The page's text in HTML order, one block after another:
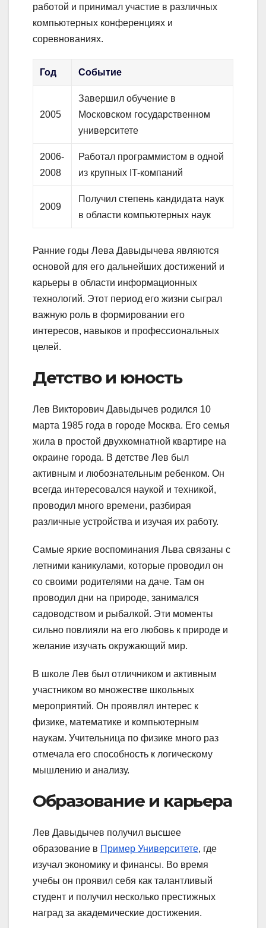
работой и принимал участие в различных
компьютерных конференциях и
соревнованиях.
Год Событие
2005
Завершил обучение в
Московском государственном
университете
2006-
2008
Работал программистом в одной
из крупных IT-компаний
2009
Получил степень кандидата наук
в области компьютерных наук
Ранние годы Лева Давыдычева являются
основой для его дальнейших достижений и
карьеры в области информационных
технологий. Этот период его жизни сыграл
важную роль в формировании его
интересов, навыков и профессиональных
целей.
Детство и юность
Лев Викторович Давыдычев родился 10
марта 1985 года в городе Москва. Его семья
жила в простой двухкомнатной квартире на
окраине города. В детстве Лев был
активным и любознательным ребенком. Он
всегда интересовался наукой и техникой,
проводил много времени, разбирая
различные устройства и изучая их работу.
Самые яркие воспоминания Льва связаны с
летними каникулами, которые проводил он
со своими родителями на даче. Там он
проводил дни на природе, занимался
садоводством и рыбалкой. Эти моменты
сильно повлияли на его любовь к природе и
желание изучать окружающий мир.
В школе Лев был отличником и активным
участником во множестве школьных
мероприятий. Он проявлял интерес к
физике, математике и компьютерным
наукам. Учительница по физике много раз
отмечала его способность к логическому
мышлению и анализу.
Образование и карьера
Лев Давыдычев получил высшее
образование в Пример Университете, где
изучал экономику и финансы. Во время
учебы он проявил себя как талантливый
студент и получил несколько престижных
наград за академические достижения.